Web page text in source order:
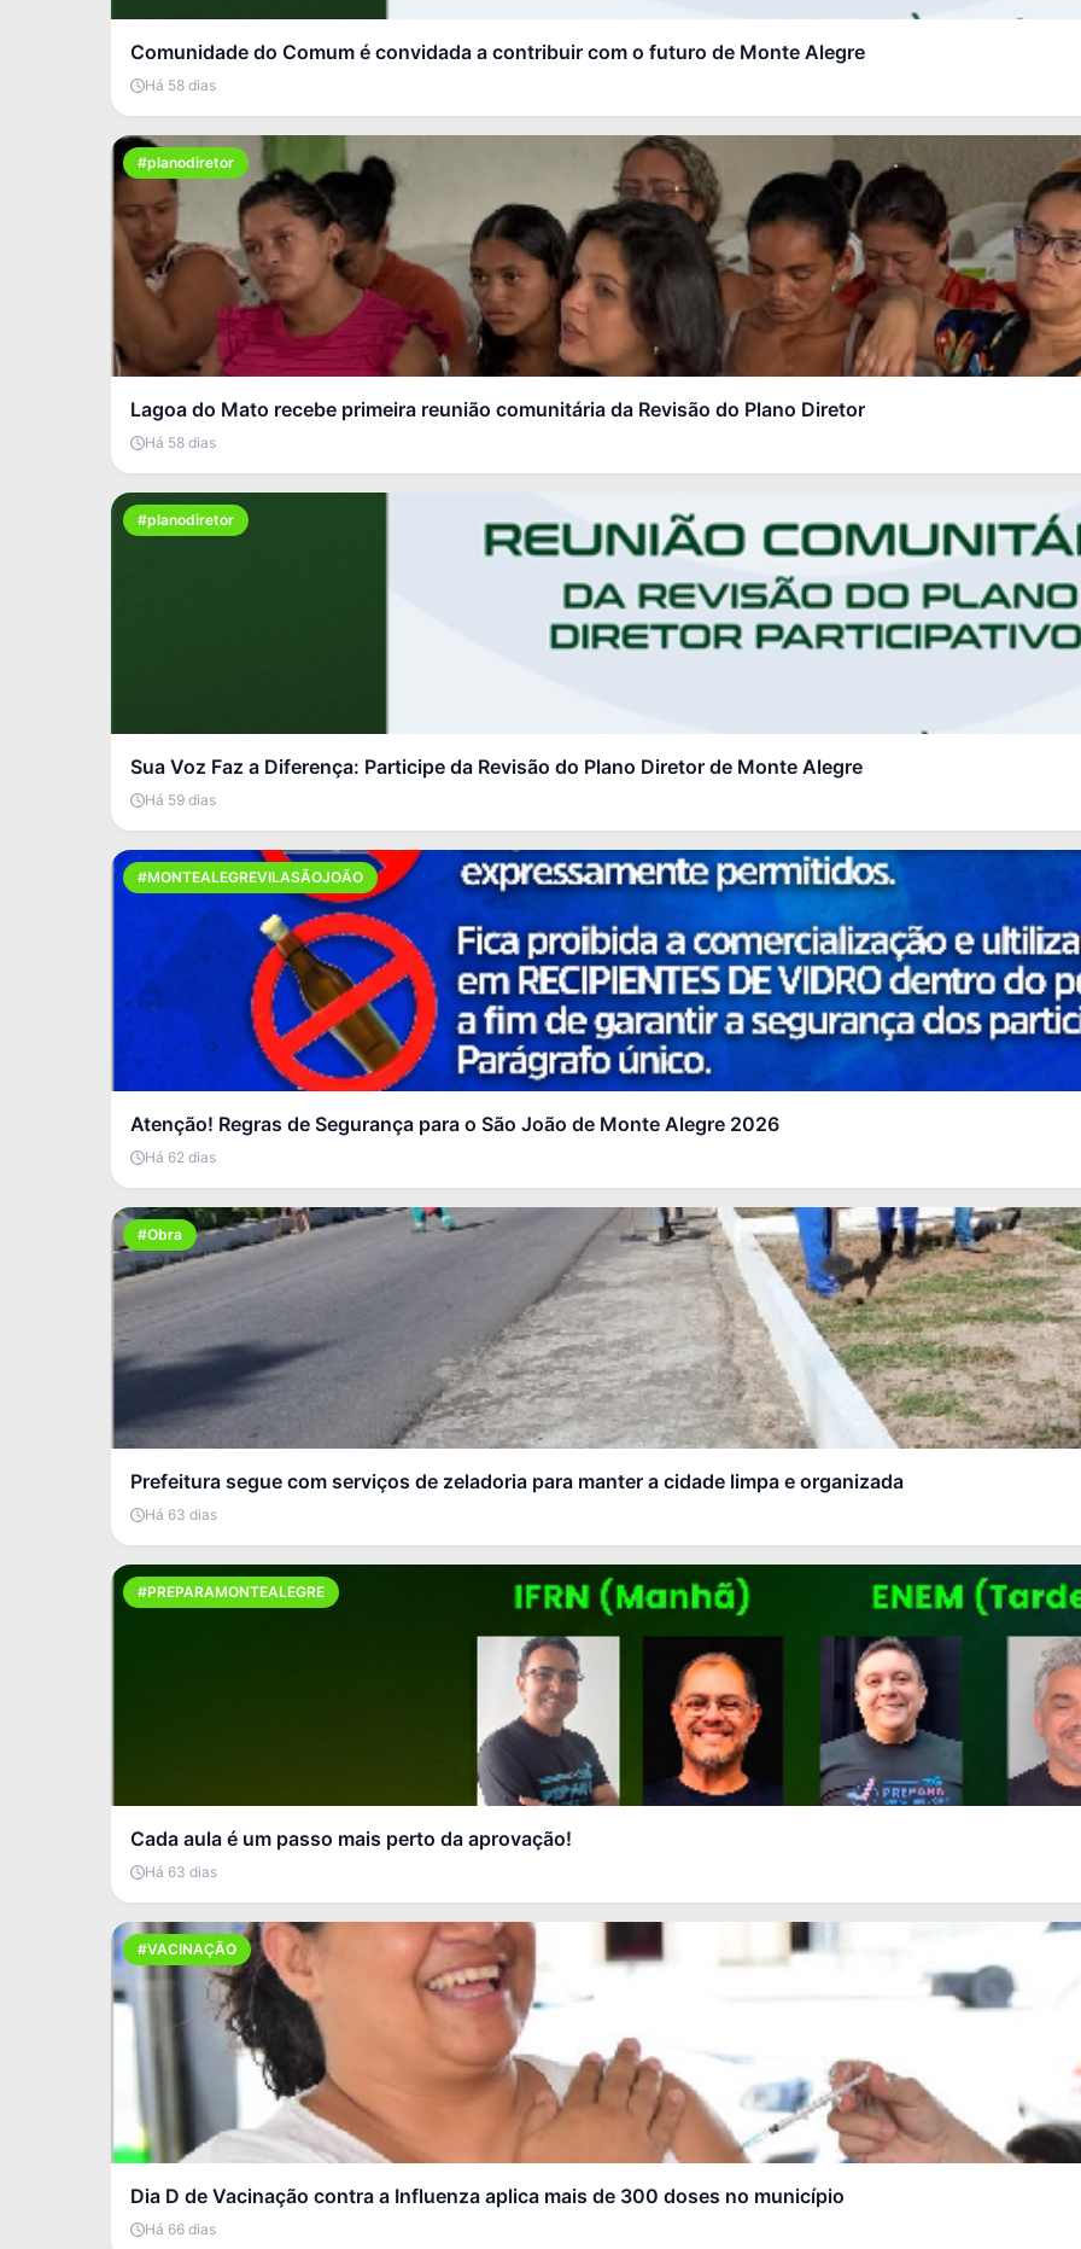
Comunidade do Comum é convidada a contribuir com o futuro de Monte Alegre
Há 58 dias
#planodiretor
Lagoa do Mato recebe primeira reunião comunitária da Revisão do Plano Diretor
Há 58 dias
#planodiretor
Sua Voz Faz a Diferença: Participe da Revisão do Plano Diretor de Monte Alegre
Há 59 dias
#MONTEALEGREVILASÃOJOÃO
Atenção! Regras de Segurança para o São João de Monte Alegre 2026
Há 62 dias
#Obra
Prefeitura segue com serviços de zeladoria para manter a cidade limpa e organizada
Há 63 dias
#PREPARAMONTEALEGRE
Cada aula é um passo mais perto da aprovação!
Há 63 dias
#VACINAÇÃO
Dia D de Vacinação contra a Influenza aplica mais de 300 doses no município
Há 66 dias